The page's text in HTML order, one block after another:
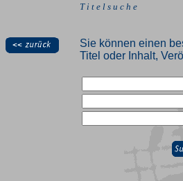
T i t e l s u c h e
Sie können einen
Titel oder Inhalt,